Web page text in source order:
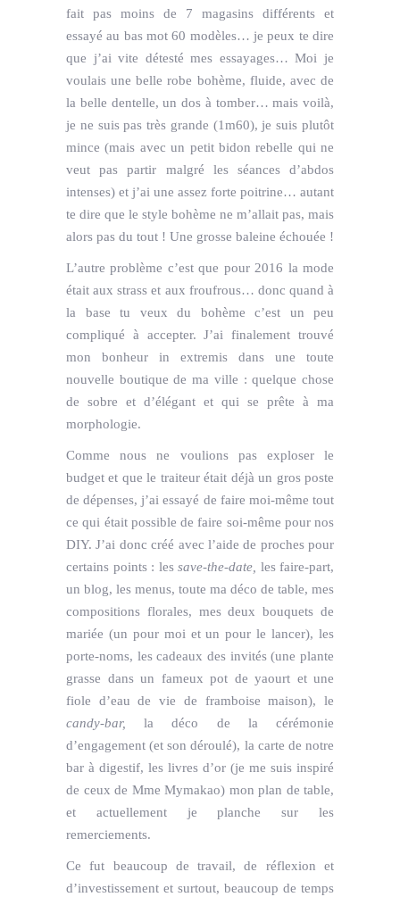
fait pas moins de 7 magasins différents et
essayé au bas mot 60 modèles… je peux te dire
que j’ai vite détesté mes essayages… Moi je
voulais une belle robe bohème, fluide, avec de
la belle dentelle, un dos à tomber… mais voilà,
je ne suis pas très grande (1m60), je suis plutôt
mince (mais avec un petit bidon rebelle qui ne
veut pas partir malgré les séances d’abdos
intenses) et j’ai une assez forte poitrine… autant
te dire que le style bohème ne m’allait pas, mais
alors pas du tout ! Une grosse baleine échouée !
L’autre problème c’est que pour 2016 la mode
était aux strass et aux froufrous… donc quand à
la base tu veux du bohème c’est un peu
compliqué à accepter. J’ai finalement trouvé
mon bonheur in extremis dans une toute
nouvelle boutique de ma ville : quelque chose
de sobre et d’élégant et qui se prête à ma
morphologie.
Comme nous ne voulions pas exploser le
budget et que le traiteur était déjà un gros poste
de dépenses, j’ai essayé de faire moi-même tout
ce qui était possible de faire soi-même pour nos
DIY. J’ai donc créé avec l’aide de proches pour
certains points : les save-the-date, les faire-part,
un blog, les menus, toute ma déco de table, mes
compositions florales, mes deux bouquets de
mariée (un pour moi et un pour le lancer), les
porte-noms, les cadeaux des invités (une plante
grasse dans un fameux pot de yaourt et une
fiole d’eau de vie de framboise maison), le
candy-bar,
la déco de la cérémonie
d’engagement (et son déroulé), la carte de notre
bar à digestif, les livres d’or (je me suis inspiré
de ceux de Mme Mymakao) mon plan de table,
et actuellement je planche sur les
remerciements.
Ce fut beaucoup de travail, de réflexion et
d’investissement et surtout, beaucoup de temps